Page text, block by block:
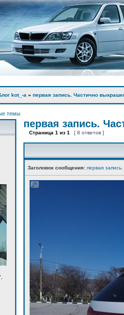
kot_-а » первая запись. Частично
темы
первая запись.
Страница 1 из 1 [ 8 ответов ]
Заголовок сообщения: первая